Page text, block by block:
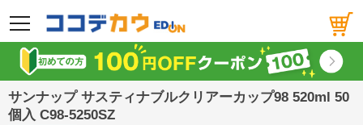
メニュー
サンナップ サスティナブルクリアーカップ98 520ml 50
個入 C98-5250SZ